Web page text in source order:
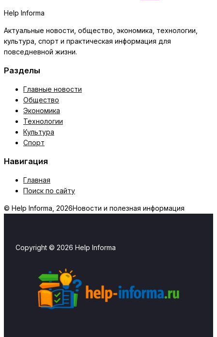
ремонту,
ничего
не
Help Informa
Актуальные новости, общество, экономика, технологии,
культура, спорт и практическая информация для
повседневной жизни.
Разделы
Главные новости
Общество
Экономика
Технологии
Культура
Спорт
Навигация
Главная
Поиск по сайту
© Help Informa, 2026Новости и полезная информация
Copyright © 2026 Help Informa